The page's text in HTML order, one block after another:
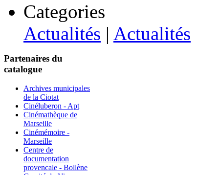
Categories
Actualités | Actualités
Partenaires du
catalogue
Archives municipales
de la Ciotat
Cinéluberon - Apt
Cinémathèque de
Marseille
Cinémémoire -
Marseille
Centre de
documentation
provencale - Bollène